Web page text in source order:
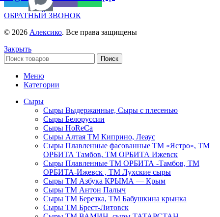
ОБРАТНЫЙ ЗВОНОК
© 2026 Алексико. Все права защищены
Закрыть
Поиск
Меню
Категории
Сыры
Сыры Выдержанные, Сыры с плесенью
Сыры Белоруссии
Сыры HoReСa
Сыры Алтая ТМ Киприно, Леаус
Сыры Плавленные фасованные ТМ «Ястро», ТМ
ОРБИТА Тамбов, ТМ ОРБИТА Ижевск
Сыры Плавленные ТМ ОРБИТА -Тамбов, ТМ
ОРБИТА-Ижевск , ТМ Лухские сыры
Сыры ТМ Азбука КРЫМА — Крым
Сыры ТМ Антон Палыч
Сыры ТМ Березка, ТМ Бабушкина крынка
Сыры ТМ Брест-Литовск